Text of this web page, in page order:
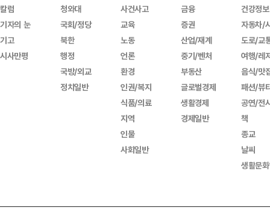
칼럼
기자의 눈
기고
시사만평
청와대
국회/정당
북한
행정
국방/외교
정치일반
사건사고
교육
노동
언론
환경
인권/복지
식품/의료
지역
인물
사회일반
금융
증권
산업/재계
중기/벤처
부동산
글로벌경제
생활경제
경제일반
건강정보
자동차/
도로/교
여행/레
음식/맛
패션/뷰
공연/전
책
종교
날씨
생활문